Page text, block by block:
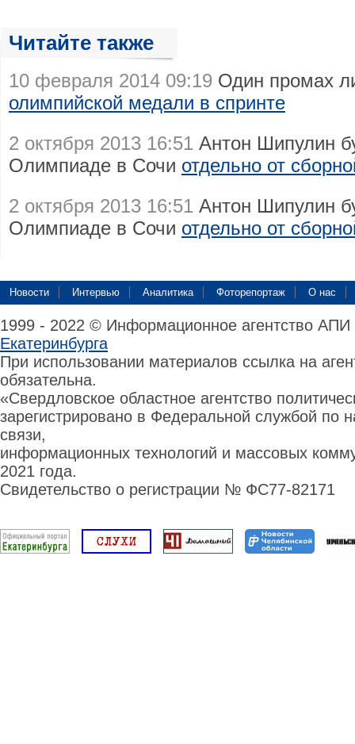
Читайте также
10 февраля 2014 09:19 Один промах
олимпийской медали в спринте
2 октября 2013 16:51 Антон Шипулин
Олимпиаде в Сочи отдельно от
2 октября 2013 16:51 Антон Шипулин
Олимпиаде в Сочи отдельно от
Новости Интервью Аналитика Фоторепортаж О нас
1999 - 2022 © Информационное агентство
Екатеринбурга
При использовании материалов ссылка на
обязательна.
«Свердловское областное агентство
зарегистрировано в Федеральной службой по
связи,
информационных технологий и массовых
2021 года.
Свидетельство о регистрации № ФС77-82171